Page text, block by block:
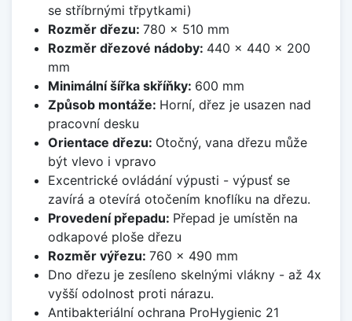
se stříbrnými třpytkami)
Rozměr dřezu: 780 x 510 mm
Rozměr dřezové nádoby: 440 x 440 x 200
mm
Minimální šířka skříňky: 600 mm
Způsob montáže: Horní, dřez je usazen nad
pracovní desku
Orientace dřezu: Otočný, vana dřezu může
být vlevo i vpravo
Excentrické ovládání výpusti - výpusť se
zavírá a otevírá otočením knoflíku na dřezu.
Provedení přepadu: Přepad je umístěn na
odkapové ploše dřezu
Rozměr výřezu: 760 x 490 mm
Dno dřezu je zesíleno skelnými vlákny - až 4x
vyšší odolnost proti nárazu.
Antibakteriální ochrana ProHygienic 21